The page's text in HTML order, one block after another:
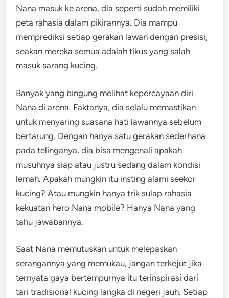
Nana masuk ke arena, dia seperti sudah memiliki
peta rahasia dalam pikirannya. Dia mampu
memprediksi setiap gerakan lawan dengan presisi,
seakan mereka semua adalah tikus yang salah
masuk sarang kucing.
Banyak yang bingung melihat kepercayaan diri
Nana di arena. Faktanya, dia selalu memastikan
untuk menyaring suasana hati lawannya sebelum
bertarung. Dengan hanya satu gerakan sederhana
pada telinganya, dia bisa mengenali apakah
musuhnya siap atau justru sedang dalam kondisi
lemah. Apakah mungkin itu insting alami seekor
kucing? Atau mungkin hanya trik sulap rahasia
kekuatan hero Nana mobile? Hanya Nana yang
tahu jawabannya.
Saat Nana memutuskan untuk melepaskan
serangannya yang memukau, jangan terkejut jika
ternyata gaya bertempurnya itu terinspirasi dari
tari tradisional kucing langka di negeri jauh. Setiap